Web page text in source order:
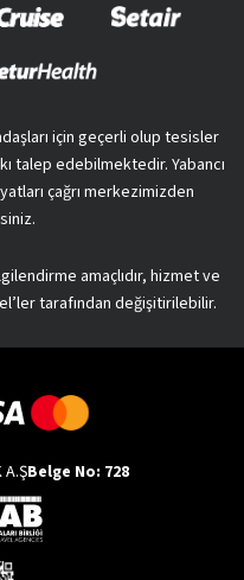
için geçerli olup tesisler
talep edebilmektedir. Yabancı
çağrı merkezimizden
amaçlıdır, hizmet ve
tarafından değişitirilebilir.
Belge No: 728